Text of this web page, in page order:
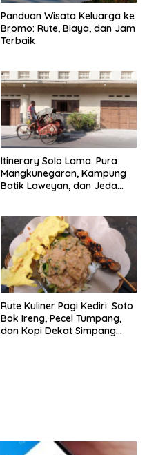
Panduan Wisata Keluarga ke
Bromo: Rute, Biaya, dan Jam
Terbaik
Itinerary Solo Lama: Pura
Mangkunegaran, Kampung
Batik Laweyan, dan Jeda
Rute Kuliner Pagi Kediri: Soto
Bok Ireng, Pecel Tumpang,
dan Kopi Dekat Simpang